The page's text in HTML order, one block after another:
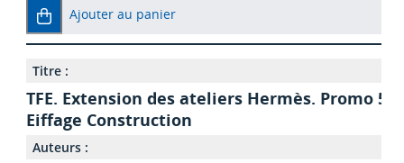
Ajouter au panier
Titre :
TFE. Extension des ateliers Hermès. Promo 50 :
Eiffage Construction
Auteurs :